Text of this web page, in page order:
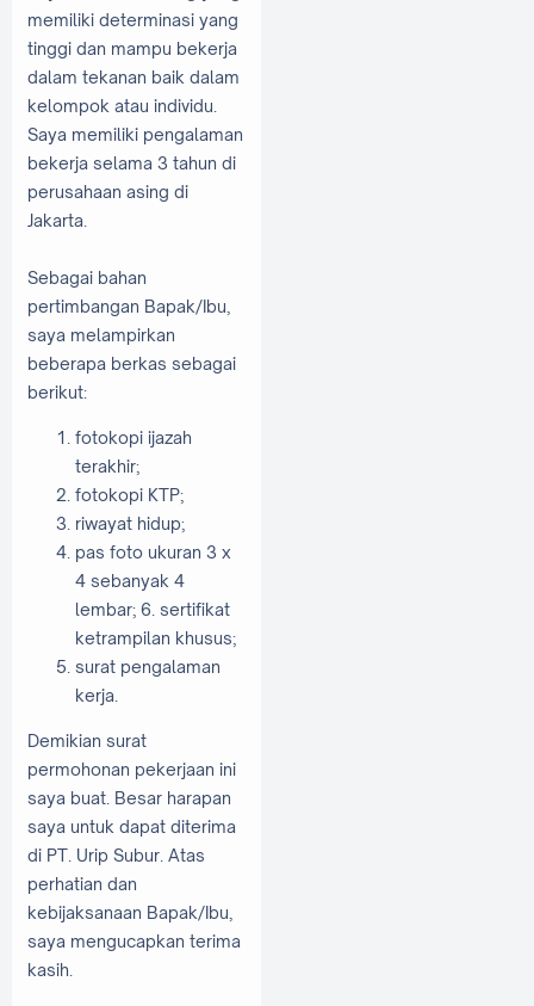
memiliki determinasi yang
tinggi dan mampu bekerja
dalam tekanan baik dalam
kelompok atau individu.
Saya memiliki pengalaman
bekerja selama 3 tahun di
perusahaan asing di
Jakarta.
Sebagai bahan
pertimbangan Bapak/Ibu,
saya melampirkan
beberapa berkas sebagai
berikut:
fotokopi ijazah
terakhir;
fotokopi KTP;
riwayat hidup;
pas foto ukuran 3 x
4 sebanyak 4
lembar; 6. sertifikat
ketrampilan khusus;
surat pengalaman
kerja.
Demikian surat
permohonan pekerjaan ini
saya buat. Besar harapan
saya untuk dapat diterima
di PT. Urip Subur. Atas
perhatian dan
kebijaksanaan Bapak/Ibu,
saya mengucapkan terima
kasih.